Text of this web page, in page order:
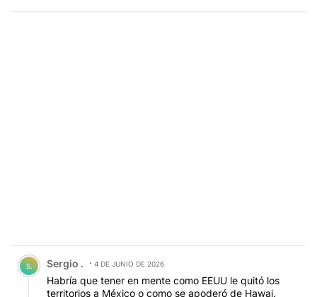
Comentario de Sergio ..
S. Sergio . 4 DE JUNIO DE 2026
Habría que tener en mente como EEUU le quitó los
territorios a México o como se apoderó de Hawai.